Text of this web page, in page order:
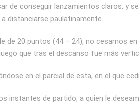
de conseguir lanzamientos claros, y
distanciarse paulatinamente.
de 20 puntos (44 – 24), no cesamos
que tras el descanso fue más
en el parcial de esta, en el que
instantes de partido, a quien le